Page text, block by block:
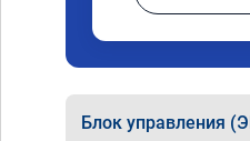
Блок управления